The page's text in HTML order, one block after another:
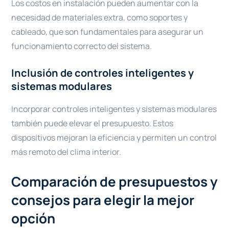
Los costos en instalación pueden aumentar con la
necesidad de materiales extra, como soportes y
cableado, que son fundamentales para asegurar un
funcionamiento correcto del sistema.
Inclusión de controles inteligentes y
sistemas modulares
Incorporar controles inteligentes y sistemas modulares
también puede elevar el presupuesto. Estos
dispositivos mejoran la eficiencia y permiten un control
más remoto del clima interior.
Comparación de presupuestos y
consejos para elegir la mejor
opción